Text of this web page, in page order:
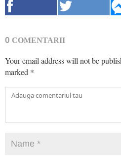
0 COMENTARII
Your email address will not be
marked *